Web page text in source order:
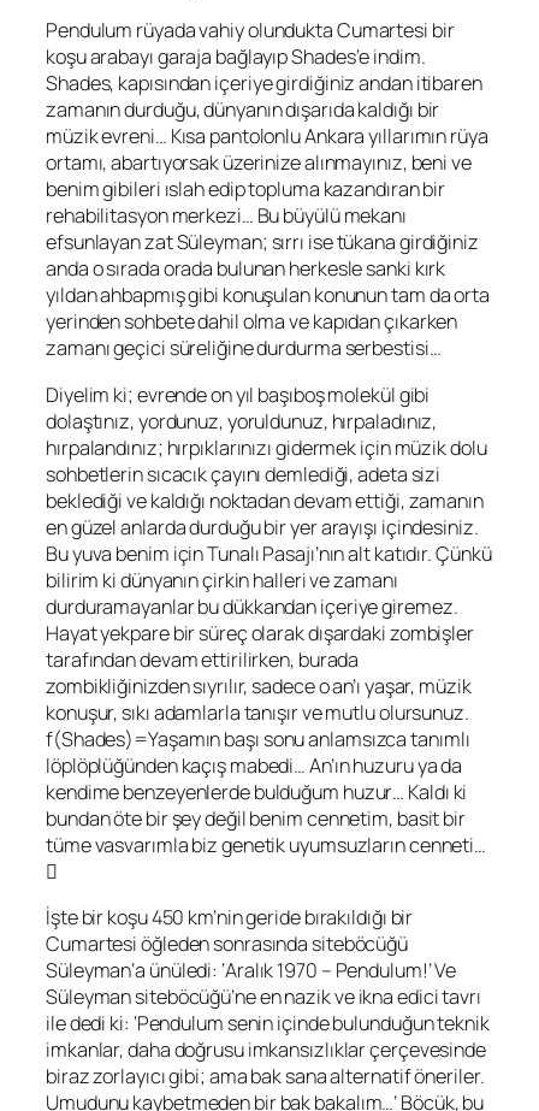
Pendulum rüyada vahiy olundukta Cumartesi bir
koşu arabayı garaja bağlayıpShades‘e indim.
Shades, kapısından içeriye girdiğiniz andan itibaren
zamanın durduğu, dünyanın dışarıda kaldığı bir
müzik evreni… Kısa pantolonlu Ankara yıllarımın rüya
ortamı, abartıyorsak üzerinize alınmayınız, beni ve
benim gibileri ıslah edip topluma kazandıran bir
rehabilitasyon merkezi… Bu büyülü mekanı
efsunlayan zatSüleyman; sırrı ise tükana girdiğiniz
anda o sırada orada bulunan herkesle sanki kırk
yıldan ahbapmış gibi konuşulan konunun tam da orta
yerinden sohbete dahil olma ve kapıdan çıkarken
zamanı geçici süreliğine durdurma serbestisi…
Diyelim ki; evrende on yıl başıboş molekül gibi
dolaştınız, yordunuz, yoruldunuz, hırpaladınız,
hırpalandınız; hırpıklarınızı gidermek için müzik dolu
sohbetlerin sıcacık çayını demlediği, adeta sizi
beklediği ve kaldığı noktadan devam ettiği, zamanın
en güzel anlarda durduğu bir yer arayışı içindesiniz.
Bu yuva benim için Tunalı Pasajı’nın alt katıdır. Çünkü
bilirim ki dünyanın çirkin halleri ve zamanı
durduramayanlar bu dükkandan içeriye giremez.
Hayat yekpare bir süreç olarak dışardaki zombişler
tarafından devam ettirilirken, burada
zombikliğinizden sıyrılır, sadece o an’ı yaşar, müzik
konuşur, sıkı adamlarla tanışır ve mutlu olursunuz.
f(Shades)=Yaşamın başı sonu anlamsızca tanımlı
löplöplüğünden kaçış mabedi… An’ın huzuru ya da
kendime benzeyenlerde bulduğum huzur… Kaldı ki
bundan öte bir şey değil benim cennetim, basit bir
tüme vasvarımla biz genetik uyumsuzların cenneti…

İşte bir koşu 450 km’nin geride bırakıldığı bir
Cumartesi öğleden sonrasında siteböcüğü
Süleyman‘a ünüledi: ‘Aralık 1970 – Pendulum!’ Ve
Süleymansiteböcüğü’ne en nazik ve ikna edici tavrı
ile dedi ki: ‘Pendulum senin içinde bulunduğun teknik
imkanlar, daha doğrusu imkansızlıklar çerçevesinde
biraz zorlayıcı gibi; ama bak sana alternatif öneriler.
Umudunu kaybetmeden bir bak bakalım…’ Böcük, bu